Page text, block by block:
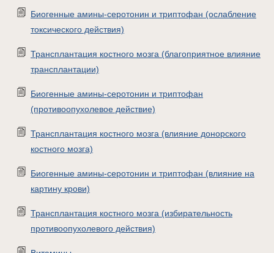
Биогенные амины-серотонин и триптофан (ослабление
токсического действия)
Трансплантация костного мозга (благоприятное влияние
трансплантации)
Биогенные амины-серотонин и триптофан
(противоопухолевое действие)
Трансплантация костного мозга (влияние донорского
костного мозга)
Биогенные амины-серотонин и триптофан (влияние на
картину крови)
Трансплантация костного мозга (избирательность
противоопухолевого действия)